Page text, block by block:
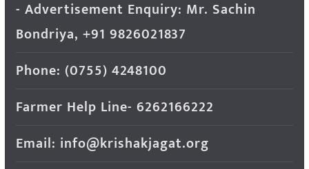
- Advertisement Enquiry: Mr. Sachin
Bondriya, +91 9826021837
Phone: (0755) 4248100
Farmer Help Line- 6262166222
Email: info@krishakjagat.org